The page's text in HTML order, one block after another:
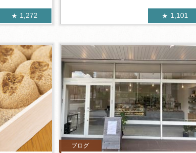
1,272 1,101
ブログ